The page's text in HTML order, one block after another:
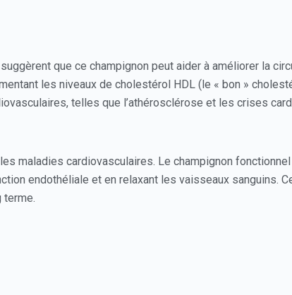
que ce champignon peut aider à améliorer la
les niveaux de cholestérol HDL (le « bon »
telles que l’athérosclérose et les crises
maladies cardiovasculaires. Le champignon
endothéliale et en relaxant les vaisseaux sanguins.
terme.